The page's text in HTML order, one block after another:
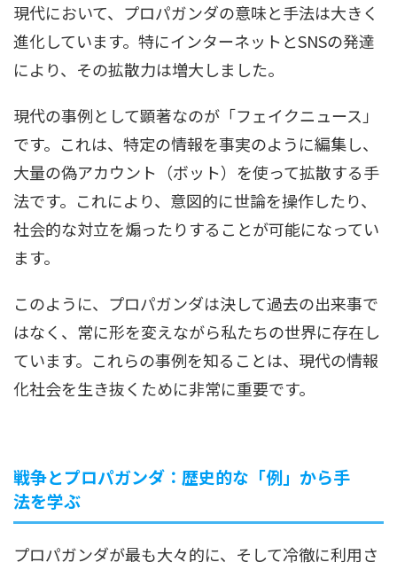
現代において、プロパガンダの意味と手法は大きく
進化しています。特にインターネットとSNSの発達
により、その拡散力は増大しました。
現代の事例として顕著なのが「フェイクニュース」
です。これは、特定の情報を事実のように編集し、
大量の偽アカウント（ボット）を使って拡散する手
法です。これにより、意図的に世論を操作したり、
社会的な対立を煽ったりすることが可能になってい
ます。
このように、プロパガンダは決して過去の出来事で
はなく、常に形を変えながら私たちの世界に存在し
ています。これらの事例を知ることは、現代の情報
化社会を生き抜くために非常に重要です。
戦争とプロパガンダ：歴史的な「例」から手
法を学ぶ
プロパガンダが最も大々的に、そして冷徹に利用さ